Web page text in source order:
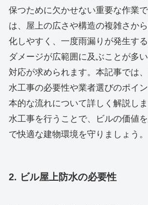
保つために欠かせない重要な作業
は、屋上の広さや構造の複雑さか
化しやすく、一度雨漏りが発生す
ダメージが広範囲に及ぶことが多
対応が求められます。本記事では
水工事の必要性や業者選びのポイ
本的な流れについて詳しく解説し
水工事を行うことで、ビルの価値
で快適な建物環境を守りましょう。
2. ビル屋上防水の必要性